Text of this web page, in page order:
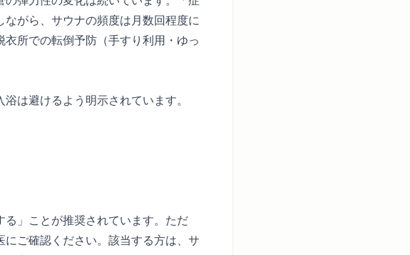
がら、サウナの頻度は月数回程度に
所での転倒予防（手すり利用・ゆっ
は避けるよう明示されています。
」ことが推奨されています。ただ
ご確認ください。該当する方は、サ